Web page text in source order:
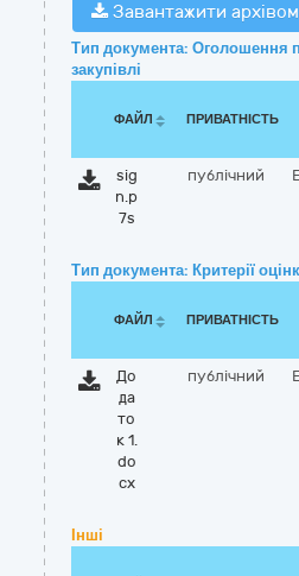
Завантажити архівом
Тип документа: Оголошення
закупівлі
ФАЙЛ ПРИВАТНІСТЬ
sig
n.p
7s
публічний
Тип документа: Критерії
ФАЙЛ ПРИВАТНІСТЬ
До
да
то
к 1.
do
cx
публічний
Інші